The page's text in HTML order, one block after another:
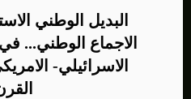
البديل الوطني
الاجماع الوطني...
الاسرائيلي-